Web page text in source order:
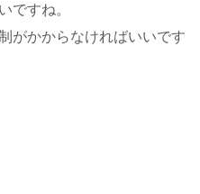
ですね。
がかからなければいいです